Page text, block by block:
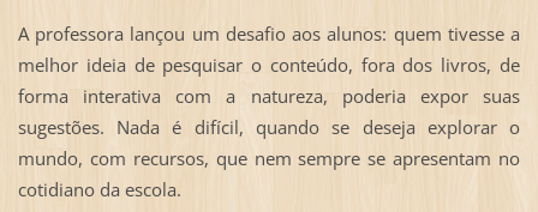
A professora lançou um desafio aos alunos: quem tivesse a
melhor ideia de pesquisar o conteúdo, fora dos livros, de
forma interativa com a natureza, poderia expor suas
sugestões. Nada é difícil, quando se deseja explorar o
mundo, com recursos, que nem sempre se apresentam no
cotidiano da escola.